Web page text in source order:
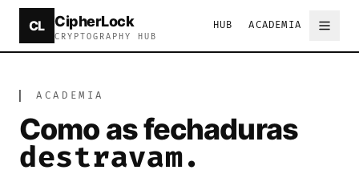
CL CipherLock
CRYPTOGRAPHY HUB
HUB ACADEMIA
CipherLock is a free online cryptography tool and
▎ACADEMIA
Academia de
Como as fechaduras
destravam.